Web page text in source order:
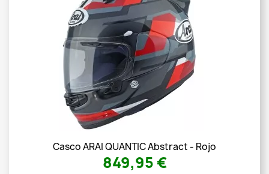
Casco ARAI QUANTIC Abstract - Rojo
849,95 €